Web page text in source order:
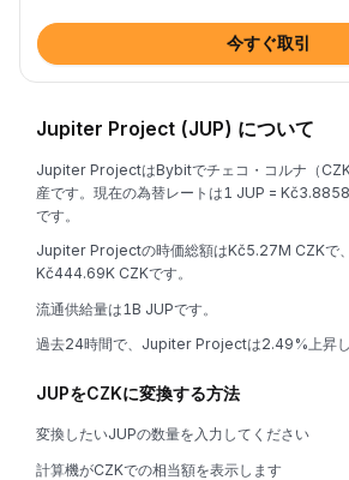
今すぐ取引
Jupiter Project (JUP) について
Jupiter ProjectはBybitでチェコ・コルナ（
産です。現在の為替レートは1 JUP =
です。
Jupiter Projectの時価総額はKč5.27M CZKで
Kč444.69K CZKです。
流通供給量は1B JUPです。
過去24時間で、Jupiter Projectは2.49%上昇し
JUPをCZKに変換する方法
変換したいJUPの数量を入力してください
計算機がCZKでの相当額を表示します